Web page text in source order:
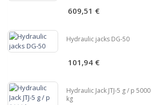
609,51 €
Hydraulic jacks DG-50
101,94 €
Hydraulic Jack JTJ-5 g / p 5000
kg